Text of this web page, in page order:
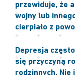
przewiduje, że
wojny lub
cierpiało z
Depresja
się przyczyną
rodzinnych.